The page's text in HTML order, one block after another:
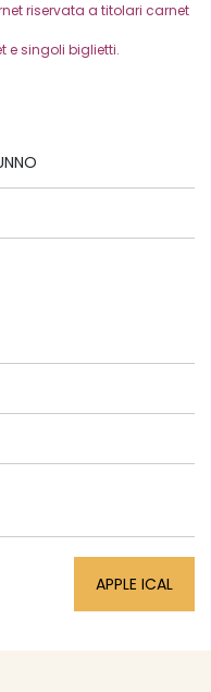
riservata a titolari carnet
e singoli biglietti.
APPLE ICAL